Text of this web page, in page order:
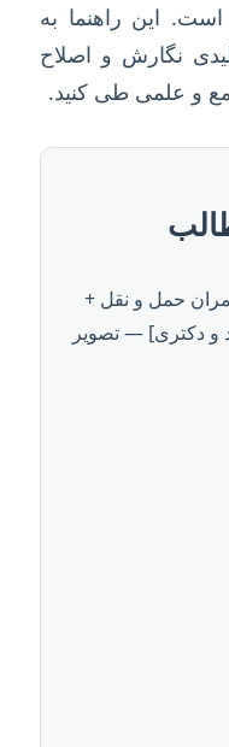
است. این راهنما به
نگارش و اصلاح
و علمی طی کنید.